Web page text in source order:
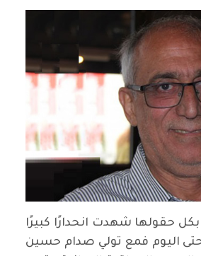
بكل حقولها شهدت انحدارًا كبيرًا
العام 1979 وحتى اليوم فمع تولي صدام حسين